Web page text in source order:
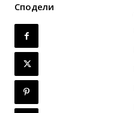
Сподели